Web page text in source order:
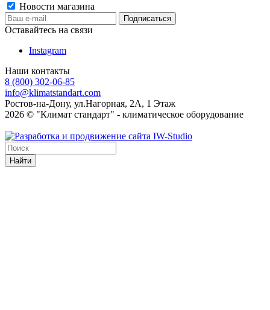
Новости магазина
Оставайтесь на связи
Instagram
Наши контакты
8 (800) 302-06-85
info@klimatstandart.com
Ростов-на-Дону, ул.Нагорная, 2А, 1 Этаж
2026 © "Климат стандарт" - климатическое оборудование
Найти